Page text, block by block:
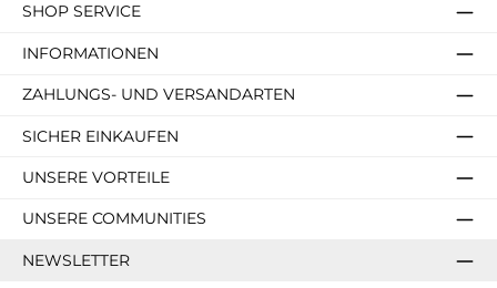
SHOP SERVICE
INFORMATIONEN
ZAHLUNGS- UND VERSANDARTEN
SICHER EINKAUFEN
UNSERE VORTEILE
UNSERE COMMUNITIES
NEWSLETTER